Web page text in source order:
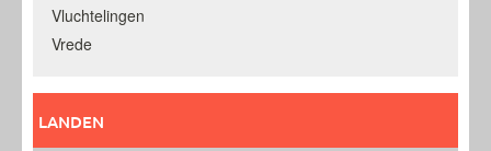
Vluchtelingen
Vrede
LANDEN